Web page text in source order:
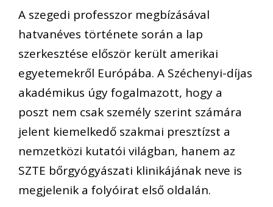
A szegedi professzor megbízásával
hatvanéves története során a lap
szerkesztése először került amerikai
egyetemekről Európába. A Széchenyi-díjas
akadémikus úgy fogalmazott, hogy a
poszt nem csak személy szerint számára
jelent kiemelkedő szakmai presztízst a
nemzetközi kutatói világban, hanem az
SZTE bőrgyógyászati klinikájának neve is
megjelenik a folyóirat első oldalán.